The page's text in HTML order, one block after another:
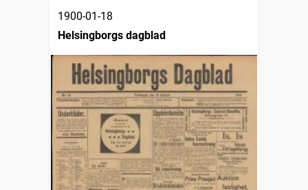
1900-01-18
Helsingborgs dagblad